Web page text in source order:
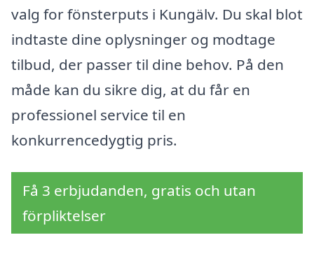
valg for fönsterputs i Kungälv. Du skal blot
indtaste dine oplysninger og modtage
tilbud, der passer til dine behov. På den
måde kan du sikre dig, at du får en
professionel service til en
konkurrencedygtig pris.
Få 3 erbjudanden, gratis och utan
förpliktelser